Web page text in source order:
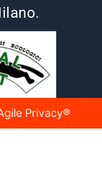
ecologici e
a Milano e
Privacy®